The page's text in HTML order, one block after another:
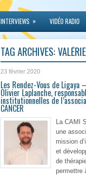
INTERVIEWS » VIDÉO RADIO
TAG ARCHIVES:
23 février 2020
Les Rendez-Vous de Ligaya
Olivier Laplanche,
institutionnelles de
CANCER
La CAMI
une
mission
et
de
permettre